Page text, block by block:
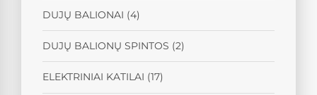
DUJŲ BALIONAI (4)
DUJŲ BALIONŲ SPINTOS (2)
ELEKTRINIAI KATILAI (17)